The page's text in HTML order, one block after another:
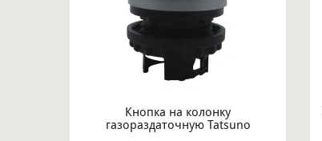
Кнопка на колонку
газораздаточную Tatsuno